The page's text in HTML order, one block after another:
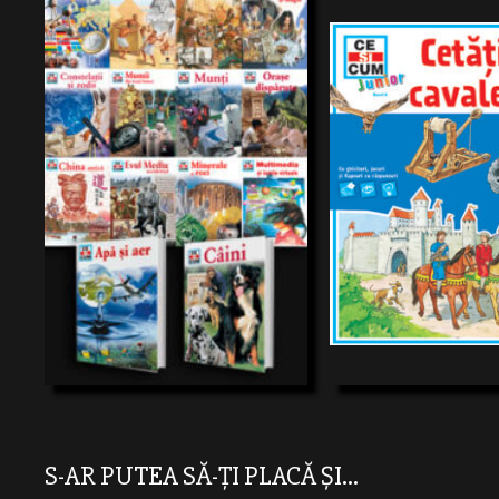
259,00 RON
Tessloff
10-14 ANI
Cât cântăreşte o armură?
citească? Cum
trăia într-o cetate? Cine
turniruri?Ce arme avea un
întâmpla la asedii?
24,32 RON
06-
S-AR PUTEA SĂ-ȚI PLACĂ ȘI...